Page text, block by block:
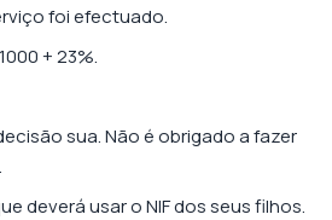
foi efectuado.
+ 23%.
sua. Não é obrigado a fazer
deverá usar o NIF dos seus filhos.